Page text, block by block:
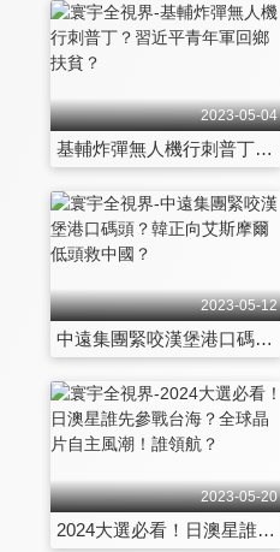
2023-05-04
基輔炸彈無人機行刺普丁？習近平青年軍回鄉扶貧？
2023-05-12
中遠集團緊咬漢堡港口碼頭？韓正向艾斯摩爾低頭救中國？
2023-05-20
2024大選必看！日澳星誰先參戰台海？全球晶片自主風潮！誰領航？